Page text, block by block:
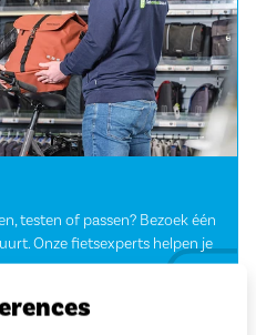
testen of passen? Bezoek één
Onze fietsexperts helpen je